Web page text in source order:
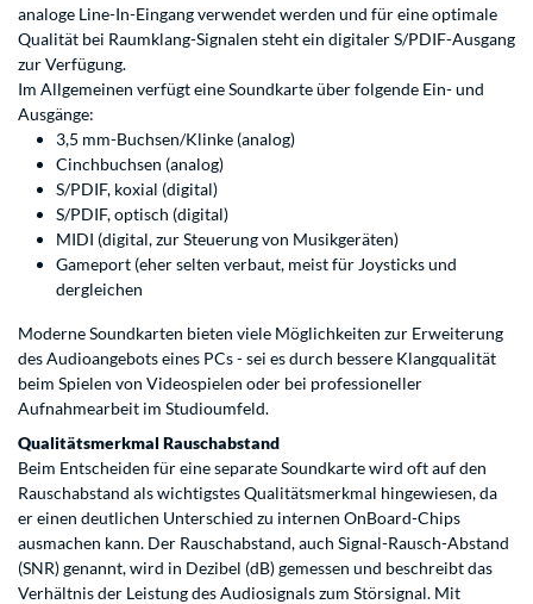
analoge Line-In-Eingang verwendet werden und für eine optimale
Qualität bei Raumklang-Signalen steht ein digitaler S/PDIF-Ausgang
zur Verfügung.
Im Allgemeinen verfügt eine Soundkarte über folgende Ein- und
Ausgänge:
3,5 mm-Buchsen/Klinke (analog)
Cinchbuchsen (analog)
S/PDIF, koxial (digital)
S/PDIF, optisch (digital)
MIDI (digital, zur Steuerung von Musikgeräten)
Gameport (eher selten verbaut, meist für Joysticks und
dergleichen
Moderne Soundkarten bieten viele Möglichkeiten zur Erweiterung
des Audioangebots eines PCs - sei es durch bessere Klangqualität
beim Spielen von Videospielen oder bei professioneller
Aufnahmearbeit im Studioumfeld.
Qualitätsmerkmal Rauschabstand
Beim Entscheiden für eine separate Soundkarte wird oft auf den
Rauschabstand als wichtigstes Qualitätsmerkmal hingewiesen, da
er einen deutlichen Unterschied zu internen OnBoard-Chips
ausmachen kann. Der Rauschabstand, auch Signal-Rausch-Abstand
(SNR) genannt, wird in Dezibel (dB) gemessen und beschreibt das
Verhältnis der Leistung des Audiosignals zum Störsignal. Mit